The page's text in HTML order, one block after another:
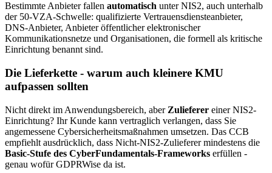
Bestimmte Anbieter fallen automatisch unter NIS2, auch unterhalb
der 50-VZA-Schwelle: qualifizierte Vertrauensdiensteanbieter,
DNS-Anbieter, Anbieter öffentlicher elektronischer
Kommunikationsnetze und Organisationen, die formell als kritische
Einrichtung benannt sind.
Die Lieferkette - warum auch kleinere KMU
aufpassen sollten
Nicht direkt im Anwendungsbereich, aber Zulieferer einer NIS2-
Einrichtung? Ihr Kunde kann vertraglich verlangen, dass Sie
angemessene Cybersicherheitsmaßnahmen umsetzen. Das CCB
empfiehlt ausdrücklich, dass Nicht-NIS2-Zulieferer mindestens die
Basic-Stufe des CyberFundamentals-Frameworks erfüllen -
genau wofür GDPRWise da ist.